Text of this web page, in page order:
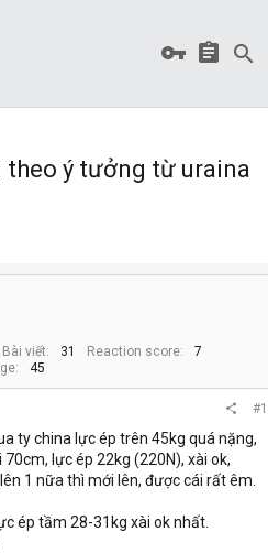
ý tưởng từ uraina
Bài viết 31 Reaction score
7
45
#1
ty china lực ép trên 45kg quá nặng,
lực ép 22kg (220N), xài ok,
1 nữa thì mới lên, được cái rất êm.
ép tầm 28-31kg xài ok nhất.